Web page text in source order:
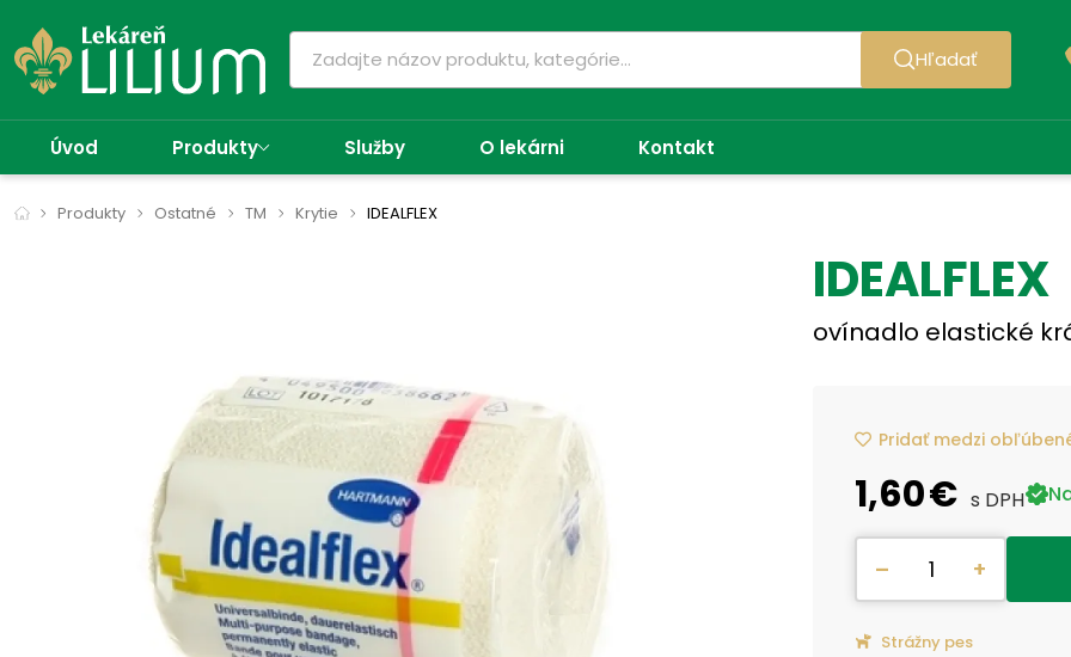
Hľadať
Úvod Produkty Služby O lekárni Kontakt
Produkty Ostatné TM Krytie IDEALFLEX
IDEALFLEX
ovínadlo elastické
Pridať medzi
1,60 € s DPH
– +
Strážny pes